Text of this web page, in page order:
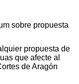
sobre propuesta
propuesta de
que afecte al
de Aragón